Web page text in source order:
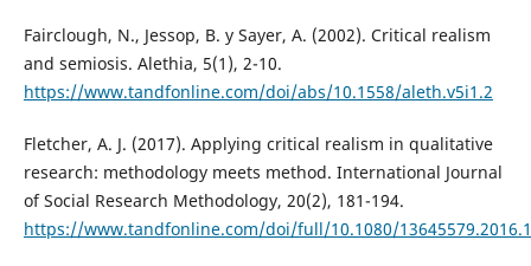
Fairclough, N., Jessop, B. y Sayer, A. (2002). Critical realism
and semiosis. Alethia, 5(1), 2-10.
https://www.tandfonline.com/doi/abs/10.1558/aleth.v5i1.2
Fletcher, A. J. (2017). Applying critical realism in qualitative
research: methodology meets method. International Journal
of Social Research Methodology, 20(2), 181-194.
https://www.tandfonline.com/doi/full/10.1080/